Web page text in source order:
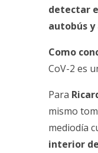
detectar
autobús
Como
CoV-2 es
Para
mismo
mediodía
interior